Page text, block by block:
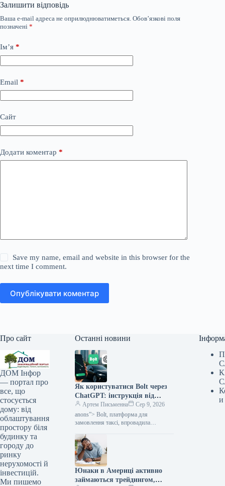
Залишити відповідь
Ваша e-mail адреса не оприлюднюватиметься. Обов’язкові поля
позначені *
Ім’я *
Email *
Сайт
Додати коментар *
Save my name, email and website in this browser for the
next time I comment.
Опублікувати коментар
Про сайт
ДОМ Інфор
— портал про
все, що
стосується
дому: від
облаштування
простору біля
будинку та
городу до
ринку
нерухомості й
інвестицій.
Ми пишемо
Останні новини
Як користуватися Bolt через
ChatGPT: інструкція від
Мінфіну
Артем Письменна
Сер 9, 2026
anons”> Bolt, платформа для
замовлення таксі, впровадила
дозволяє клієнтам планувати
маршрути та дізнаватися орієнтовну
ціну поїздки
Юнаки в Америці активно
займаються трейдингом,
и